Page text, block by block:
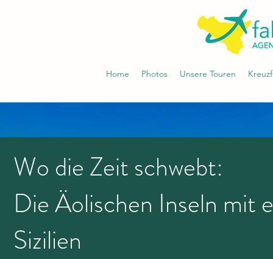
Home Photos Unsere Touren
Wo die Zeit schwebt:
Die Äolischen Inseln mit
Sizilien